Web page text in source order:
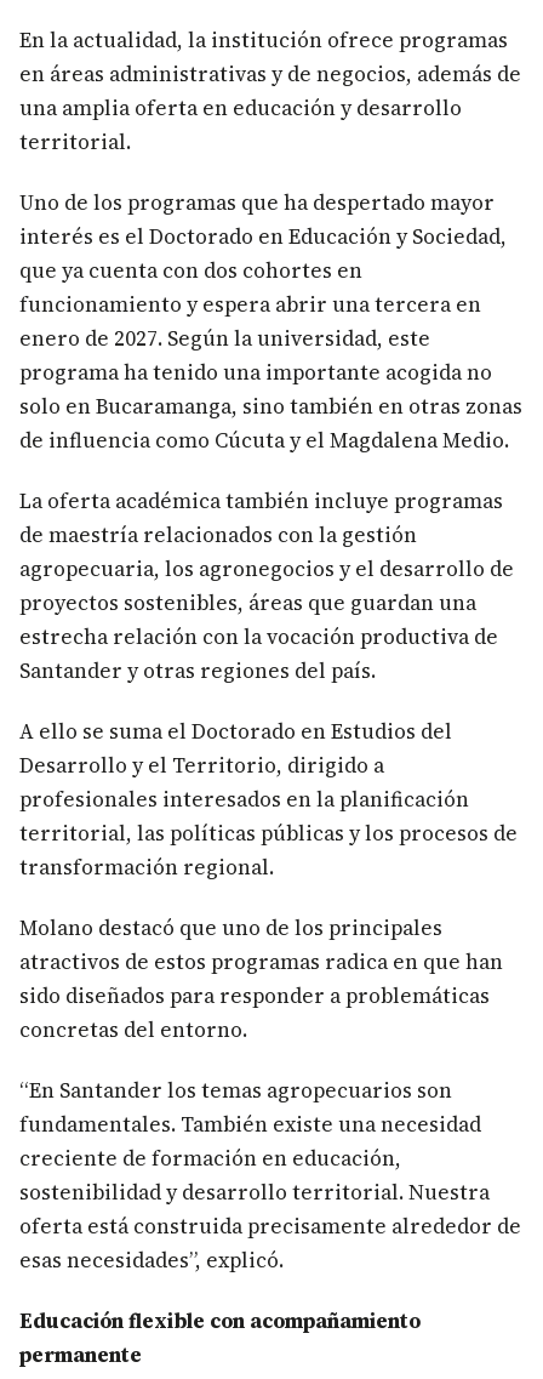
En la actualidad, la institución ofrece programas
en áreas administrativas y de negocios, además de
una amplia oferta en educación y desarrollo
territorial.
Uno de los programas que ha despertado mayor
interés es el Doctorado en Educación y Sociedad,
que ya cuenta con dos cohortes en
funcionamiento y espera abrir una tercera en
enero de 2027. Según la universidad, este
programa ha tenido una importante acogida no
solo en Bucaramanga, sino también en otras zonas
de influencia como Cúcuta y el Magdalena Medio.
La oferta académica también incluye programas
de maestría relacionados con la gestión
agropecuaria, los agronegocios y el desarrollo de
proyectos sostenibles, áreas que guardan una
estrecha relación con la vocación productiva de
Santander y otras regiones del país.
A ello se suma el Doctorado en Estudios del
Desarrollo y el Territorio, dirigido a
profesionales interesados en la planificación
territorial, las políticas públicas y los procesos de
transformación regional.
Molano destacó que uno de los principales
atractivos de estos programas radica en que han
sido diseñados para responder a problemáticas
concretas del entorno.
“En Santander los temas agropecuarios son
fundamentales. También existe una necesidad
creciente de formación en educación,
sostenibilidad y desarrollo territorial. Nuestra
oferta está construida precisamente alrededor de
esas necesidades”, explicó.
Educación flexible con acompañamiento
permanente